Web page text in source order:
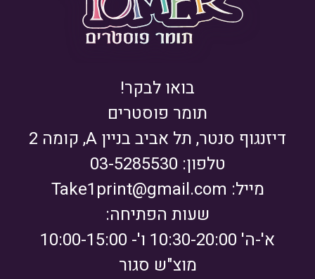
בואו לבקר!
תומר פוסטרים
דיזנגוף סנטר, תל אביב בניין A, קומה 2
טלפון: 03-5285530
מייל: Take1print@gmail.com
שעות הפתיחה:
א'-ה' 10:30-20:00 ו'- 10:00-15:00
מוצ"ש סגור